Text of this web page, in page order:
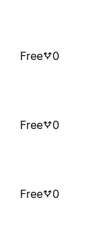
Free 0
Free 0
Free 0